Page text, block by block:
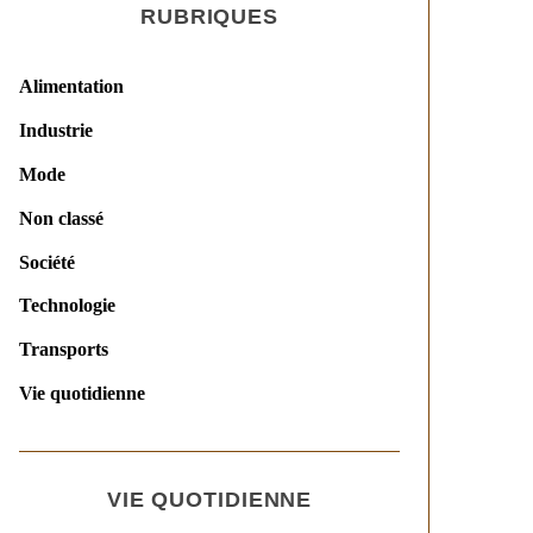
RUBRIQUES
Alimentation
Industrie
Mode
Non classé
Société
Technologie
Transports
Vie quotidienne
VIE QUOTIDIENNE